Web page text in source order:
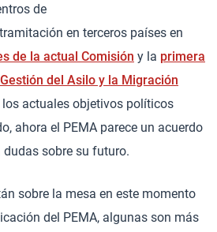
de
en terceros países en
de la actual Comisión y la primera
del Asilo y la Migración
actuales objetivos políticos
ahora el PEMA parece un acuerdo
sobre su futuro.
sobre la mesa en este momento
del PEMA, algunas son más